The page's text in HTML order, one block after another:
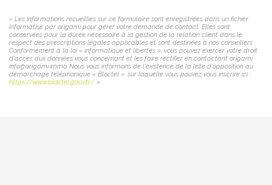
« Les informations recueillies sur ce formulaire sont enregistrées dans un fichier
informatisé par origami pour gérer votre demande de contact. Elles sont
conservées pour la durée nécessaire à la gestion de la relation client dans le
respect des prescriptions légales applicables et sont destinées à nos conseillers
Conformément à la loi « informatique et libertés », vous pouvez exercer votre droit
d'accès aux données vous concernant et les faire rectifier en contactant origami
info@origami.immo. Nous vous informons de l'existence de la liste d'opposition au
démarchage téléphonique « Bloctel », sur laquelle vous pouvez vous inscrire ici :
https://www.bloctel.gouv.fr/ »